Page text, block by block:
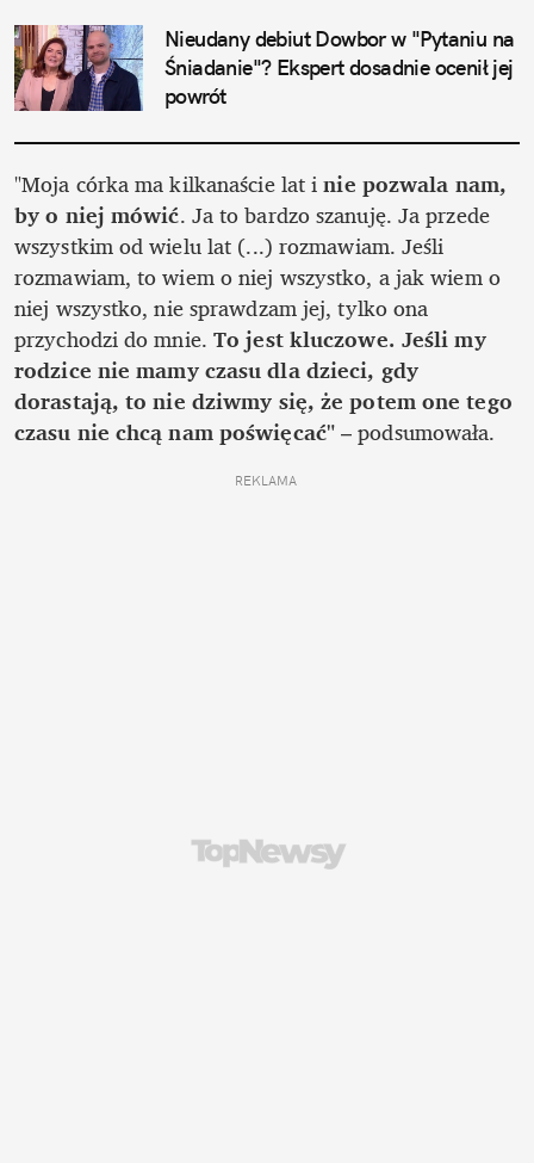
Nieudany debiut Dowbor w "Pytaniu na
Śniadanie"? Ekspert dosadnie ocenił jej
powrót
"Moja córka ma kilkanaście lat i nie pozwala nam,
by o niej mówić. Ja to bardzo szanuję. Ja przede
wszystkim od wielu lat (...) rozmawiam. Jeśli
rozmawiam, to wiem o niej wszystko, a jak wiem o
niej wszystko, nie sprawdzam jej, tylko ona
przychodzi do mnie. To jest kluczowe. Jeśli my
rodzice nie mamy czasu dla dzieci, gdy
dorastają, to nie dziwmy się, że potem one tego
czasu nie chcą nam poświęcać" –podsumowała.
REKLAMA